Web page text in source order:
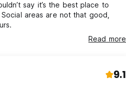
place to
areas are not that good,
Read more
9.1